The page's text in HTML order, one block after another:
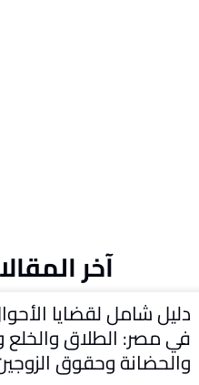
آخر
دليل شامل لقضايا
في مصر: الطلاق والخلع
والحضانة وحقوق